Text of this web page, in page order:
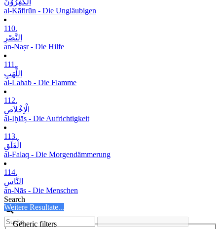
الْکٰفِرُوْنَ
al-Kāfirūn - Die Ungläubigen
110.
النَّصْرِ
an-Naṣr - Die Hilfe
111.
اللَّھَبِ
al-Lahab - Die Flamme
112.
الْاِخْلاَصِ
al-Iḫlāṣ - Die Aufrichtigkeit
113.
الْفَلَقِ
al-Falaq - Die Morgendämmerung
114.
النَّاسِ
an-Nās - Die Menschen
Search
Weitere Resultate...
Generic filters